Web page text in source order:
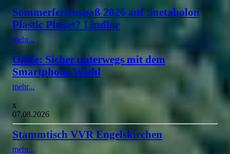
Sommerferienspaß 2026 auf :metabolon
Plastic Planet? Lindlar
mehr...
OASe: Sicher unterwegs mit dem
Smartphone Wiehl
mehr...
x
07.08.2026
Stammtisch VVR Engelskirchen
mehr...